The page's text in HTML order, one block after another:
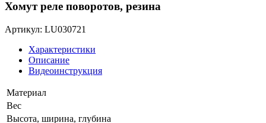
Хомут реле поворотов, резина
Артикул: LU030721
Характеристики
Описание
Видеоинструкция
Материал
Вес
Высота, ширина, глубина